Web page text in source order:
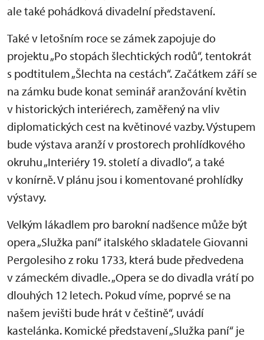
ale také pohádková divadelní představení.
Také v letošním roce se zámek zapojuje do
projektu „Po stopách šlechtických rodů“, tentokrát
s podtitulem „Šlechta na cestách“. Začátkem září se
na zámku bude konat seminář aranžování květin
v historických interiérech, zaměřený na vliv
diplomatických cest na květinové vazby. Výstupem
bude výstava aranží v prostorech prohlídkového
okruhu „Interiéry 19. století a divadlo“, a také
v konírně. V plánu jsou i komentované prohlídky
výstavy.
Velkým lákadlem pro barokní nadšence může být
opera „Služka paní“ italského skladatele Giovanni
Pergolesiho z roku 1733, která bude předvedena
v zámeckém divadle. „Opera se do divadla vrátí po
dlouhých 12 letech. Pokud víme, poprvé se na
našem jevišti bude hrát v češtině“, uvádí
kastelánka. Komické představení „Služka paní“ je